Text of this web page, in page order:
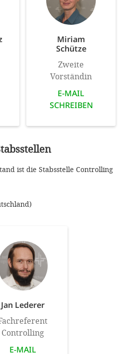
Miriam
Schütze
Zweite
Vorständin
E-MAIL
SCHREIBEN
ist die Stabsstelle Controlling
Jan Lederer
Controlling
E-MAIL